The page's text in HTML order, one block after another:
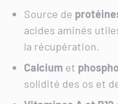
Source de
acides aminés
la récupération.
Calcium et
solidité des os et